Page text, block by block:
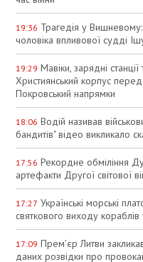
19:36 Трагедія у Вишневому:
чоловіка впливової судді
19:29 Мавіки, зарядні
Християнський корпус
Покровський напрямки
18:06 Водій називав
бандитів" відео викликало
17:56 Рекордне обміління
артефакти Другої світової
17:27 Українські морські
святкового виходу кораблів
17:09 Прем’єр Литви
даних розвідки про